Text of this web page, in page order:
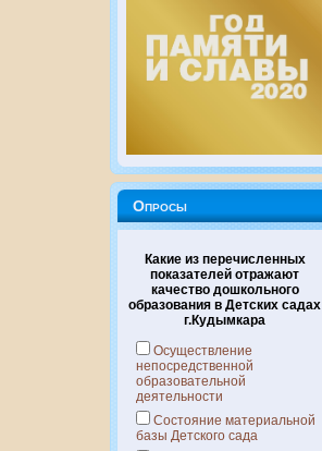
Опросы
Какие из перечисленных
показателей отражают
качество дошкольного
образования в Детских садах
г.Кудымкара
Осуществление
непосредственной
образовательной
деятельности
Состояние материальной
базы Детского сада